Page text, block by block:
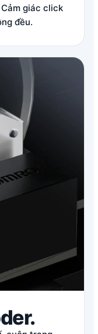
giác click
đều.